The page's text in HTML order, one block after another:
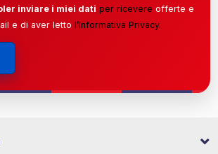
inviare i miei dati per ricevere offerte e
e di aver letto l’Informativa Privacy.